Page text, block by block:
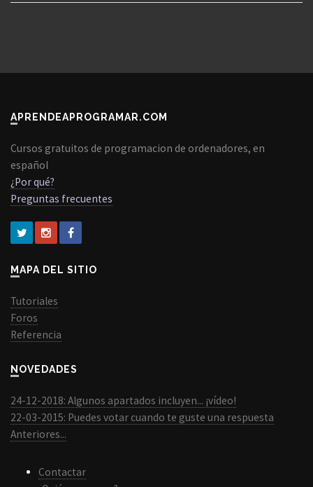
APRENDEAPROGRAMAR.COM
Cursos gratuitos de programacion de ordenadores, en
español
¿Por qué?
Preguntas frecuentes
MAPA DEL SITIO
Tutoriales
Foros
Referencia
NOVEDADES
24-12-2018: Algunos apartados incluyen... ¡vídeo!
22-03-2015: Puedes votar cuando te guste una respuesta
Anteriores...
Contactar